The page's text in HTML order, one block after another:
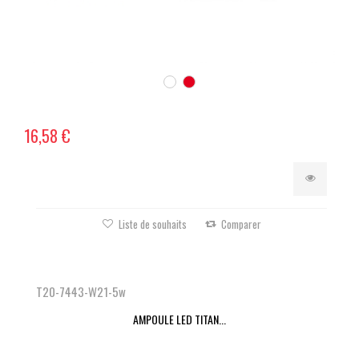
16,58 €
Liste de souhaits Comparer
T20-7443-W21-5w
AMPOULE LED TITAN...